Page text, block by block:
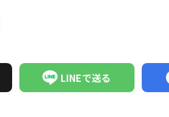
LINEで送る